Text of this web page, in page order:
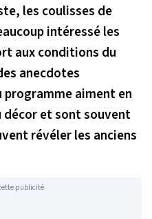
les coulisses de
intéressé les
aux conditions du
anecdotes
aiment en
décor et sont souvent
révéler les anciens
publicité